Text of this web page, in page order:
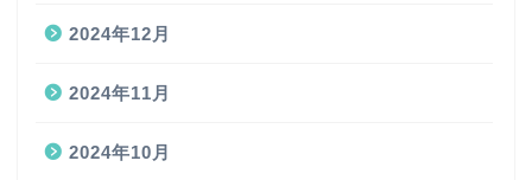
2024年12月
2024年11月
2024年10月